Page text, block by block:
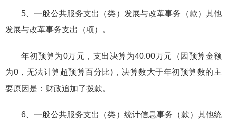
5、一般公共服务支出（类）发展与改革事务（款）其他
发展与改革事务支出（项）。
年初预算为0万元，支出决算为40.00万元（因预算金额
为0，无法计算超预算百分比)，决算数大于年初预算数的主
要原因是：财政追加了拨款。
6、一般公共服务支出（类）统计信息事务（款）其他统